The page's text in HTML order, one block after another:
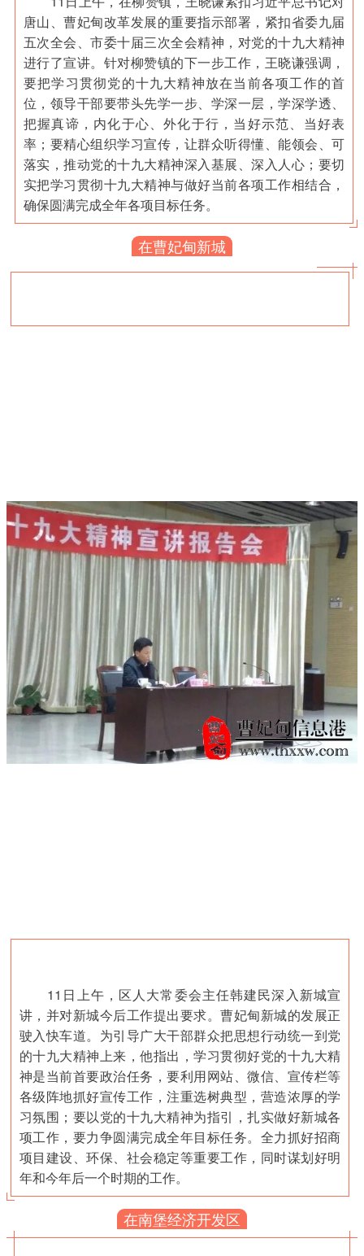
唐山、曹妃甸改革发展的重要指示部署，紧扣省委九届
五次全会、市委十届三次全会精神，对党的十九大精神
进行了宣讲。针对柳赞镇的下一步工作，王晓谦强调，
要把学习贯彻党的十九大精神放在当前各项工作的首
位，领导干部要带头先学一步、学深一层，学深学透、
把握真谛，内化于心、外化于行，当好示范、当好表
率；要精心组织学习宣传，让群众听得懂、能领会、可
落实，推动党的十九大精神深入基展、深入人心；要切
实把学习贯彻十九大精神与做好当前各项工作相结合，
确保圆满完成全年各项目标任务。
在曹妃甸新城
11日上午，区人大常委会主任韩建民深入新城宣
讲，并对新城今后工作提出要求。曹妃甸新城的发展正
驶入快车道。为引导广大干部群众把思想行动统一到党
的十九大精神上来，他指出，学习贯彻好党的十九大精
神是当前首要政治任务，要利用网站、微信、宣传栏等
各级阵地抓好宣传工作，注重选树典型，营造浓厚的学
习氛围；要以党的十九大精神为指引，扎实做好新城各
项工作，要力争圆满完成全年目标任务。全力抓好招商
项目建设、环保、社会稳定等重要工作，同时谋划好明
年和今年后一个时期的工作。
在南堡经济开发区